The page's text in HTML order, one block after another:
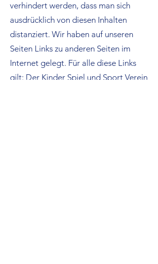
verhindert werden, dass man sich
ausdrücklich von diesen Inhalten
distanziert. Wir haben auf unseren
Seiten Links zu anderen Seiten im
Internet gelegt. Für alle diese Links
gilt: Der Kinder Spiel und Sport Verein